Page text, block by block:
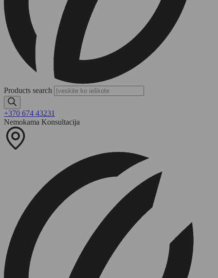
Products search
+370 674 43231
Nemokama Konsultacija